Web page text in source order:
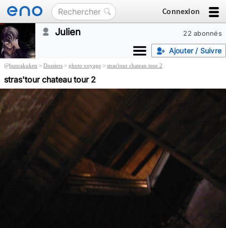
Connexion
22 abonnés
Julien
Ajouter / Suivre
@bunrakuken > Dossiers > photo voyage > stras'tour chateau tour 2
stras'tour chateau tour 2